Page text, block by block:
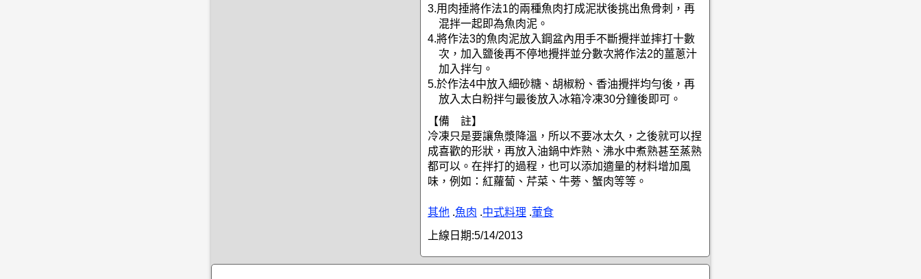
3.用肉捶將作法1的兩種魚肉打成泥狀後挑出魚骨刺，再
混拌一起即為魚肉泥。
4.將作法3的魚肉泥放入鋼盆內用手不斷攪拌並摔打十數
次，加入鹽後再不停地攪拌並分數次將作法2的薑蔥汁
加入拌勻。
5.於作法4中放入細砂糖、胡椒粉、香油攪拌均勻後，再
放入太白粉拌勻最後放入冰箱冷凍30分鐘後即可。
【備 註】
冷凍只是要讓魚漿降溫，所以不要冰太久，之後就可以捏
成喜歡的形狀，再放入油鍋中炸熟、沸水中煮熟甚至蒸熟
都可以。在拌打的過程，也可以添加適量的材料增加風
味，例如：紅蘿蔔、芹菜、牛蒡、蟹肉等等。
其他 .魚肉 .中式料理 .葷食
上線日期:5/14/2013